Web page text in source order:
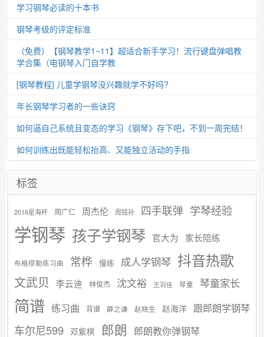
学习钢琴必读的十本书
钢琴考级的评定标准
（免费）【钢琴教学1~11】超适合新手学习！流行键盘弹唱教
学合集（电钢琴入门自学教
[钢琴教程] 儿童学钢琴没兴趣就学不好吗?
年长钢琴学习者的一些诀窍
如何逼自己系统且变态的学习《钢琴》存下吧，不到一周完结！
如何训练出既能轻松抬高、又能独立活动的手指
标签
2016星海杯 周广仁 周杰伦 周铭孙 四手联弹 学琴经验
学钢琴 孩子学钢琴 官大为 家长陪练
布格缪勒练习曲 常桦 慢练 成人学钢琴 抖音热歌
文武贝 李云迪 林俊杰 沈文裕 王羽佳 琴童 琴童家长
简谱 练习曲 背谱 薛之谦 赵晓生 赵海洋 跟郎朗学钢琴
车尔尼599 邓紫棋 郎朗 郎朗教你弹钢琴